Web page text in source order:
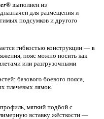
выполнен из
для размещения и
подсумков и другого
гибкостью конструкции — в
пояс можно носить как
или разгрузочными
базового боевого пояса,
плечевых лямок.
мягкий подбой с
вставку жёсткости —